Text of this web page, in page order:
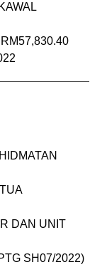
KAWAL
RM57,830.40
DAN UNIT
SH07/2022)